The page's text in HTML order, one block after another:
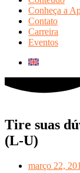
Conheça a
Contato
Carreira
Eventos
Tire suas
(L-U)
março 22,